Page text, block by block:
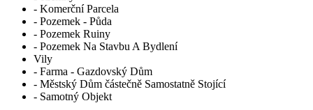
- Komerční Parcela
- Pozemek - Půda
- Pozemek Ruiny
- Pozemek Na Stavbu A Bydlení
Vily
- Farma - Gazdovský Dům
- Městský Dům částečně Samostatně Stojící
- Samotný Objekt